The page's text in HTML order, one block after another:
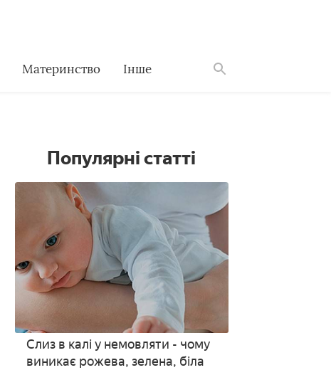
Материнство Інше
Популярні статті
Слиз в калі у немовляти - чому
виникає рожева, зелена, біла